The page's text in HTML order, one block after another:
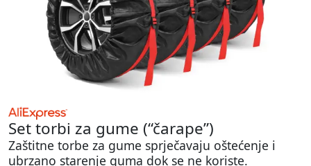
Set torbi za gume (“čarape”)
Zaštitne torbe za gume sprječavaju oštećenje i
ubrzano starenje guma dok se ne koriste.